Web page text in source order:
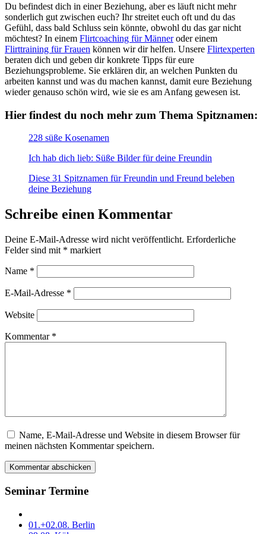
Du befindest dich in einer Beziehung, aber es läuft nicht mehr
sonderlich gut zwischen euch? Ihr streitet euch oft und du das
Gefühl, dass bald Schluss sein könnte, obwohl du das gar nicht
möchtest? In einem Flirtcoaching für Männeroder einem
Flirttraining für Frauen können wir dir helfen. Unsere Flirtexperten
beraten dich und geben dir konkrete Tipps für eure
Beziehungsprobleme. Sie erklären dir, an welchen Punkten du
arbeiten kannst und was du machen kannst, damit eure Beziehung
wieder genauso schön wird, wie sie es am Anfang gewesen ist.
Hier findest du noch mehr zum Thema Spitznamen:
228 süße Kosenamen
Ich hab dich lieb: Süße Bilder für deine Freundin
Diese 31 Spitznamen für Freundin und Freund beleben
deine Beziehung
Schreibe einen Kommentar
Deine E-Mail-Adresse wird nicht veröffentlicht. Erforderliche
Felder sind mit * markiert
Name *
E-Mail-Adresse *
Website
Kommentar *
Dieses
bitte
leer
lassen
Name, E-Mail-Adresse und Website in diesem Browser für
meinen nächsten Kommentar speichern.
Seminar Termine
01.+02.08. Berlin